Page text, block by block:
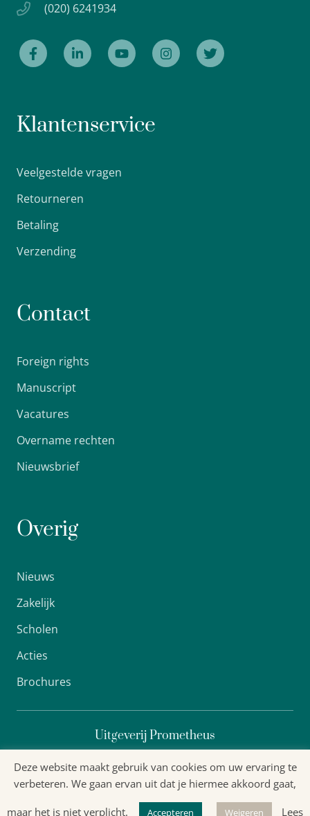
(020) 6241934
Klantenservice
Veelgestelde vragen
Retourneren
Betaling
Verzending
Contact
Foreign rights
Manuscript
Vacatures
Overname rechten
Nieuwsbrief
Overig
Nieuws
Zakelijk
Scholen
Acties
Brochures
Uitgeverij Prometheus
Algemene voorwaarden
Deze website maakt gebruik van cookies om uw ervaring te
verbeteren. We gaan ervan uit dat je hiermee akkoord gaat,
maar het is niet verplicht. Accepteren Weigeren Lees